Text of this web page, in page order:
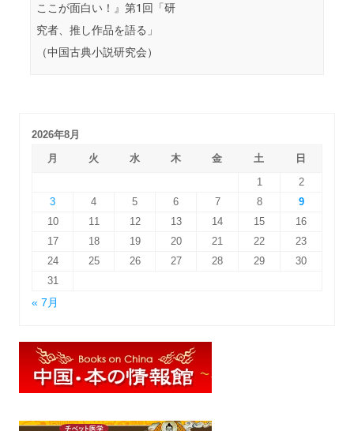
ここが面白い！』第1回「研
究者、推し作品を語る」
（中国古典小説研究会）
2026年8月
月
火 水 木 金 土
日
1
2
3
4 5 6 7 8
9
10
11 12 13 14 15
16
17
18 19 20 21 22
23
24
25 26 27 28 29
30
31
« 7月